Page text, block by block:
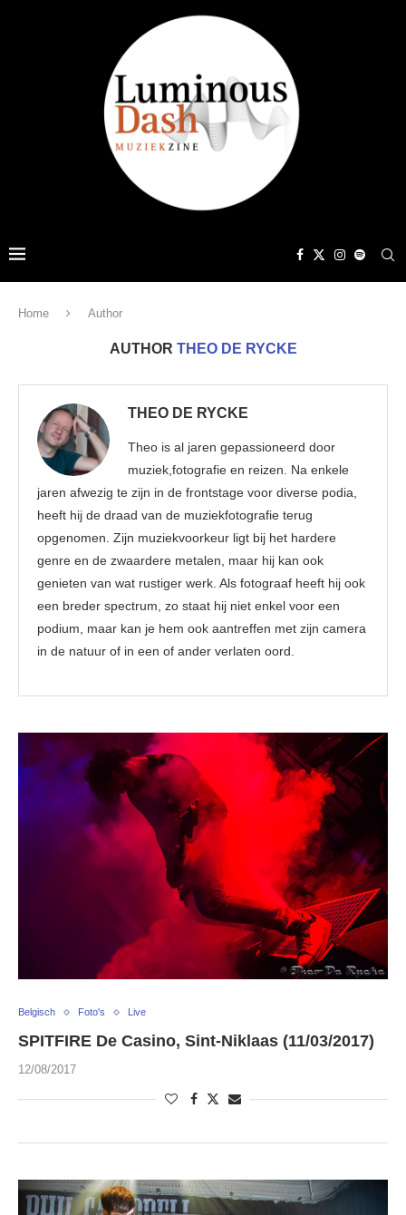
Home Author
AUTHOR THEO DE RYCKE
THEO DE RYCKE
Theo is al jaren gepassioneerd door
muziek,fotografie en reizen. Na enkele
jaren afwezig te zijn in de frontstage voor diverse podia,
heeft hij de draad van de muziekfotografie terug
opgenomen. Zijn muziekvoorkeur ligt bij het hardere
genre en de zwaardere metalen, maar hij kan ook
genieten van wat rustiger werk. Als fotograaf heeft hij ook
een breder spectrum, zo staat hij niet enkel voor een
podium, maar kan je hem ook aantreffen met zijn camera
in de natuur of in een of ander verlaten oord.
Belgisch Foto's Live
SPITFIRE De Casino, Sint-Niklaas (11/03/2017)
12/08/2017